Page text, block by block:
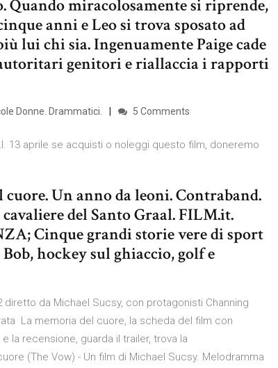
miracolosamente si riprende,
anni e Leo si trova sposato ad
lui chi sia. Ingenuamente Paige cade
genitori e riallaccia i rapporti
Donne. Drammatici. 5 Comments
13 aprile se acquisti o noleggi questo film, doneremo
Un anno da leoni. Contraband.
del Santo Graal. FILM.it.
Cinque grandi storie vere di sport
hockey sul ghiaccio, golf e
da Michael Sucsy, con protagonisti Channing
La memoria del cuore, la scheda del film con
la recensione, guarda il trailer, trova la
(The Vow) - Un film di Michael Sucsy. Melodramma